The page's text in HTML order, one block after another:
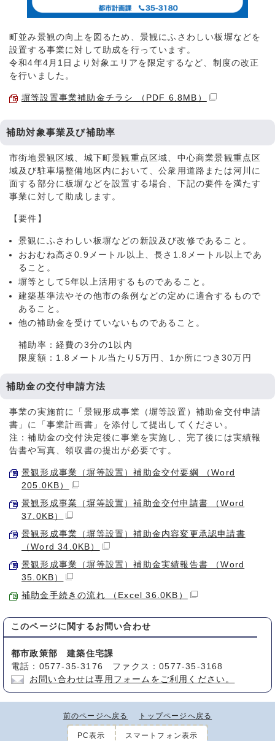
町並み景観の向上を図るため、景観にふさわしい板塀などを
設置する事業に対して助成を行っています。
令和4年4月1日より対象エリアを限定するなど、制度の改正
を行いました。
塀等設置事業補助金チラシ （PDF 6.8MB）
補助対象事業及び補助率
市街地景観区域、城下町景観重点区域、中心商業景観重点区
域及び駐車場整備地区内において、公衆用道路または河川に
面する部分に板塀などを設置する場合、下記の要件を満たす
事業に対して助成します。
【要件】
景観にふさわしい板塀などの新設及び改修であること。
おおむね高さ0.9メートル以上、長さ1.8メートル以上であ
ること。
塀等として5年以上活用するものであること。
建築基準法やその他市の条例などの定めに適合するもので
あること。
他の補助金を受けていないものであること。
補助率：経費の3分の1以内
限度額：1.8メートル当たり5万円、1か所につき30万円
補助金の交付申請方法
事業の実施前に「景観形成事業（塀等設置）補助金交付申請
書」に「事業計画書」を添付して提出してください。
注：補助金の交付決定後に事業を実施し、完了後には実績報
告書や写真、領収書の提出が必要です。
景観形成事業（塀等設置）補助金交付要綱 （Word
205.0KB）
景観形成事業（塀等設置）補助金交付申請書 （Word
37.0KB）
景観形成事業（塀等設置）補助金内容変更承認申請書
（Word 34.0KB）
景観形成事業（塀等設置）補助金実績報告書 （Word
35.0KB）
補助金手続きの流れ （Excel 36.0KB）
このページに関する お問い合わせ
都市政策部 建築住宅課
電話：0577-35-3176 ファクス：0577-35-3168
お問い合わせは専用フォームをご利用ください。
前のページへ戻る トップページへ戻る
PC表示 スマートフォン表示